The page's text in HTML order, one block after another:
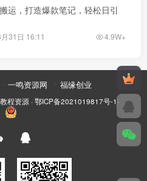
运，打造爆款笔记，轻松日引
31日 16:11 4.9W+
一鸣资源网 福缘创业
程资源 · 鄂ICP备2021019817号-1·